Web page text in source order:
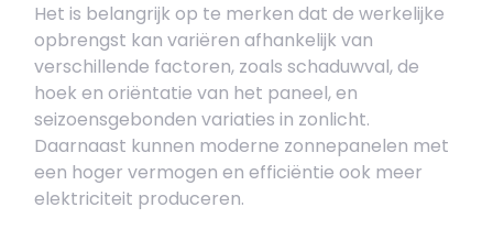
Het is belangrijk op te merken dat de werkelijke
opbrengst kan variëren afhankelijk van
verschillende factoren, zoals schaduwval, de
hoek en oriëntatie van het paneel, en
seizoensgebonden variaties in zonlicht.
Daarnaast kunnen moderne zonnepanelen met
een hoger vermogen en efficiëntie ook meer
elektriciteit produceren.